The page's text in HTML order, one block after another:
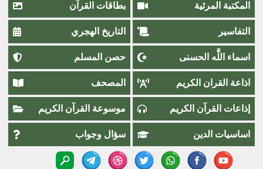
المكتبة المرئية بطاقات القرآن
التفاسير التاريخ الهجري
اسماء اللَّٰه الحسنى حصن المسلم
اذاعة القران الكريم المصحف
إذاعات القرآن الكريم موسوعة القرآن الكريم
اساسيات الدين سؤال وجواب